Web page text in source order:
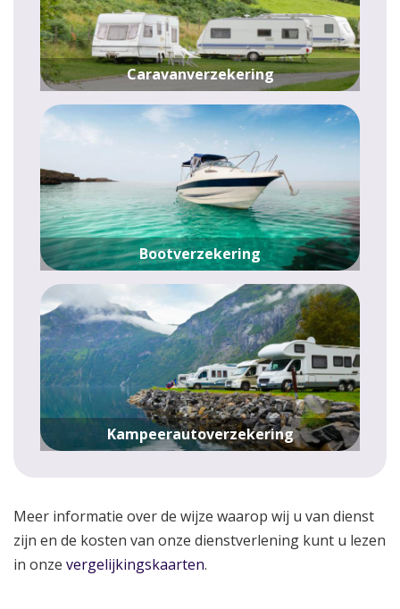
Caravanverzekering
Bootverzekering
Kampeerautoverzekering
Meer informatie over de wijze waarop wij u van dienst
zijn en de kosten van onze dienstverlening kunt u lezen
in onze vergelijkingskaarten.